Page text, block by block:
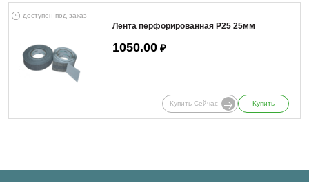
доступен под заказ
Лента перфорированная Р25 25мм
1050.00 ₽
Купить Сейчас Купить